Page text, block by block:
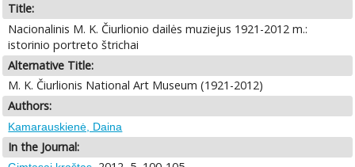
Title:
Nacionalinis M. K. Čiurlionio dailės muziejus 1921-2012 m.:
istorinio portreto štrichai
Alternative Title:
M. K. Čiurlionis National Art Museum (1921-2012)
Authors:
Kamarauskienė, Daina
In the Journal: